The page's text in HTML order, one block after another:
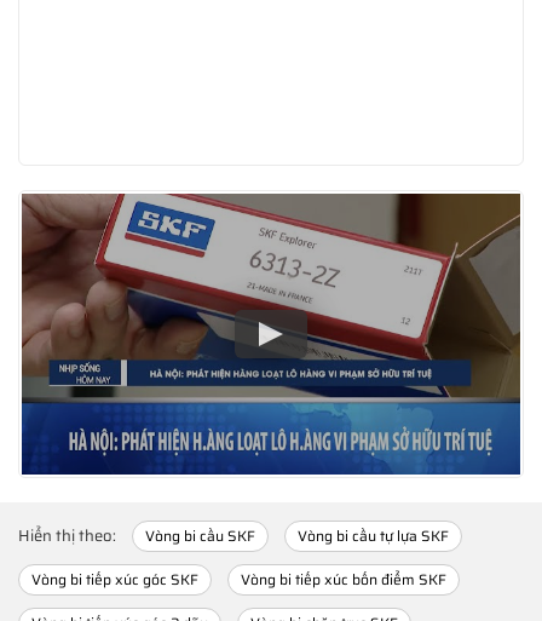
Hiển thị theo: Vòng bi cầu SKF
Vòng bi cầu tự lựa SKF
Vòng bi tiếp xúc góc SKF
Vòng bi tiếp xúc bốn điểm SKF